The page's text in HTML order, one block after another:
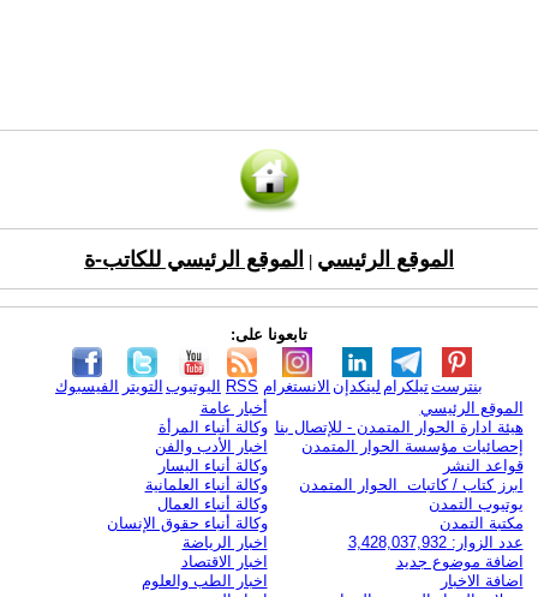
الموقع الرئيسي الموقع الرئيسي للكاتب-ة
تابعونا على:
الفيسبوك التويتر اليوتيوب RSS الانستغرام لينكدإن تيلكرامبنترست
الموقع الرئيسي
هيئة ادارة الحوار المتمدن - للإتصال بنا
إحصائيات مؤسسة الحوار المتمدن
قواعد النشر
ابرز كتاب / كاتبات الحوار المتمدن
يوتيوب التمدن
مكتبة التمدن
عدد الزوار: 3,428,037,932
اضافة موضوع جديد
اضافة الاخبار
أخبار عامة
وكالة أنباء المرأة
اخبار الأدب والفن
وكالة أنباء اليسار
وكالة أنباء العلمانية
وكالة أنباء العمال
وكالة أنباء حقوق الإنسان
اخبار الرياضة
اخبار الاقتصاد
اخبار الطب والعلوم